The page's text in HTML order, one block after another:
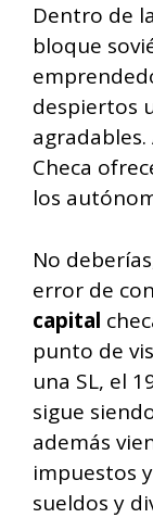
Dentro de
bloque
despiertos
Checa
los
No
error de
capital
punto de
una SL, el
sigue
además
impuestos
sueldos y